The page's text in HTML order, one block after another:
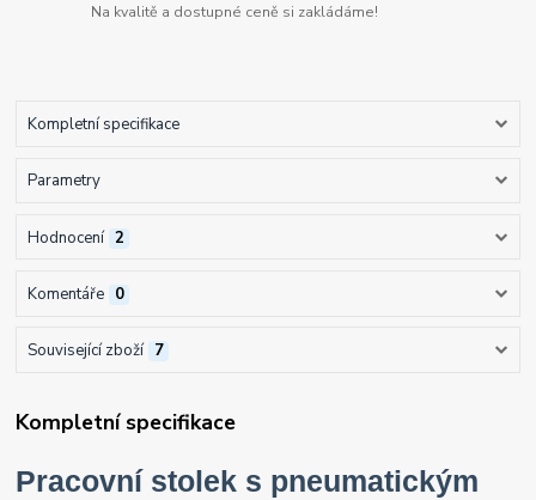
Na kvalitě a dostupné ceně si zakládáme!
Kompletní specifikace
Parametry
Hodnocení 2
Komentáře 0
Související zboží 7
Kompletní specifikace
Pracovní stolek s pneumatickým